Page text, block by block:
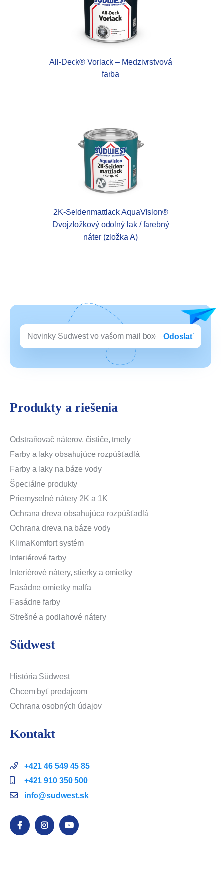
All-Deck® Vorlack – Medzivrstvová
farba
2K-Seidenmattlack AquaVision®
Dvojzložkový odolný lak / farebný
náter (zložka A)
Odoslať
Produkty a riešenia
Odstraňovač náterov, čističe, tmely
Farby a laky obsahujúce rozpúšťadlá
Farby a laky na báze vody
Špeciálne produkty
Priemyselné nátery 2K a 1K
Ochrana dreva obsahujúca rozpúšťadlá
Ochrana dreva na báze vody
KlimaKomfort systém
Interiérové farby
Interiérové nátery, stierky a omietky
Fasádne omietky malfa
Fasádne farby
Strešné a podlahové nátery
Südwest
História Südwest
Chcem byť predajcom
Ochrana osobných údajov
Kontakt
+421 46 549 45 85
+421 910 350 500
info@sudwest.sk